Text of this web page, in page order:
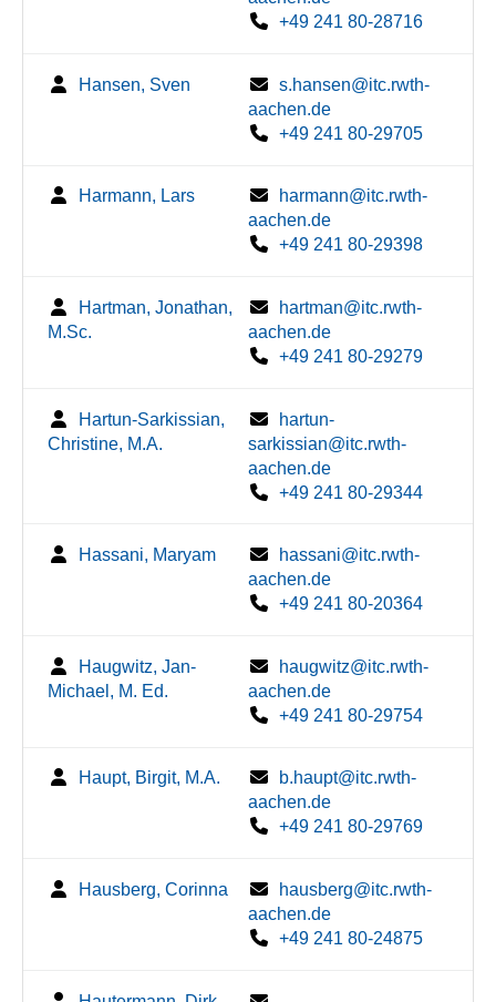
+49 241 80-28716
Hansen, Sven
s.hansen@itc.rwth-
aachen.de
+49 241 80-29705
Harmann, Lars
harmann@itc.rwth-
aachen.de
+49 241 80-29398
Hartman, Jonathan,
M.Sc.
hartman@itc.rwth-
aachen.de
+49 241 80-29279
Hartun-Sarkissian,
Christine, M.A.
hartun-
sarkissian@itc.rwth-
aachen.de
+49 241 80-29344
Hassani, Maryam
hassani@itc.rwth-
aachen.de
+49 241 80-20364
Haugwitz, Jan-
Michael, M. Ed.
haugwitz@itc.rwth-
aachen.de
+49 241 80-29754
Haupt, Birgit, M.A.
b.haupt@itc.rwth-
aachen.de
+49 241 80-29769
Hausberg, Corinna
hausberg@itc.rwth-
aachen.de
+49 241 80-24875